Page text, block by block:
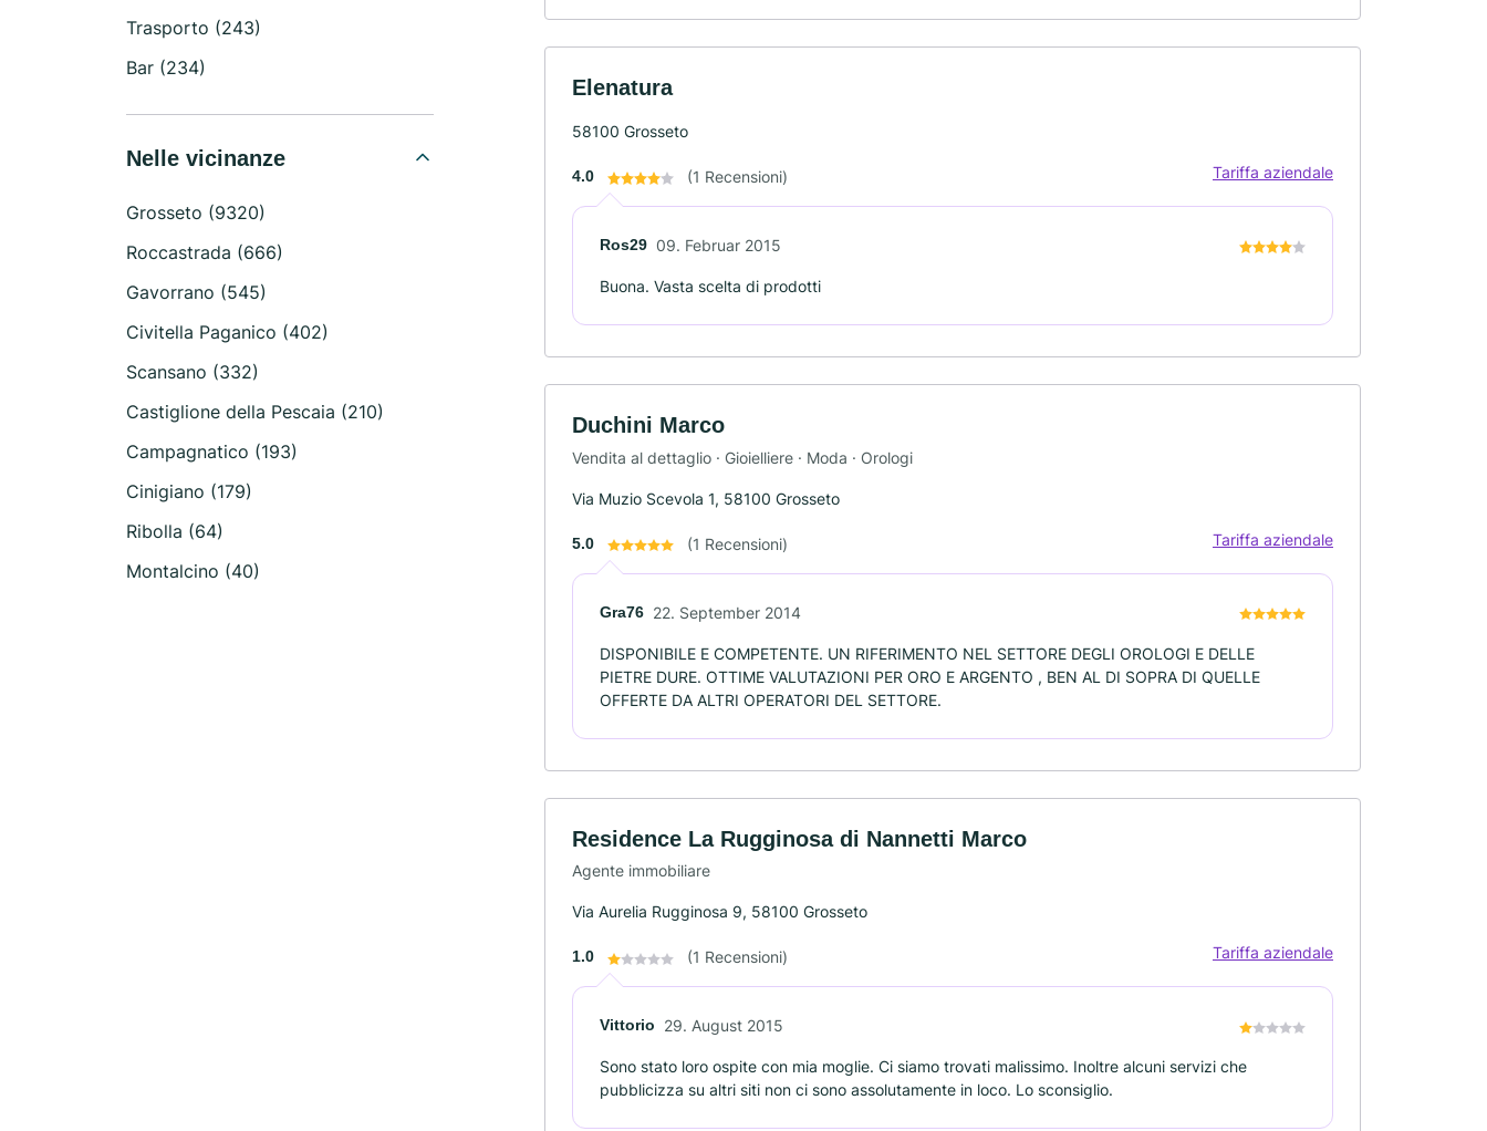
Trasporto (243)
Bar (234)
Nelle vicinanze
Grosseto (9320)
Roccastrada (666)
Gavorrano (545)
Civitella Paganico (402)
Scansano (332)
Castiglione della Pescaia (210)
Campagnatico (193)
Cinigiano (179)
Ribolla (64)
Montalcino (40)
Elenatura
58100 Grosseto
4.0 (1 Recensioni) Tariffa aziendale
Ros29 09. Februar 2015
Buona. Vasta scelta di prodotti
Duchini Marco
Vendita al dettaglio · Gioielliere · Moda · Orologi
Via Muzio Scevola 1, 58100 Grosseto
5.0 (1 Recensioni) Tariffa aziendale
Gra76 22. September 2014
DISPONIBILE E COMPETENTE. UN RIFERIMENTO NEL SETTORE DEGLI OROLOGI E DELLE
PIETRE DURE. OTTIME VALUTAZIONI PER ORO E ARGENTO , BEN AL DI SOPRA DI QUELLE
OFFERTE DA ALTRI OPERATORI DEL SETTORE.
Residence La Rugginosa di Nannetti Marco
Agente immobiliare
Via Aurelia Rugginosa 9, 58100 Grosseto
1.0 (1 Recensioni) Tariffa aziendale
Vittorio 29. August 2015
Sono stato loro ospite con mia moglie. Ci siamo trovati malissimo. Inoltre alcuni servizi che
pubblicizza su altri siti non ci sono assolutamente in loco. Lo sconsiglio.